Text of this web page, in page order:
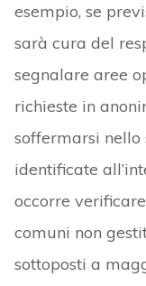
esempio, se
sarà cura del
segnalare aree
richieste in
soffermarsi
identificate
occorre
comuni non
sottoposti a